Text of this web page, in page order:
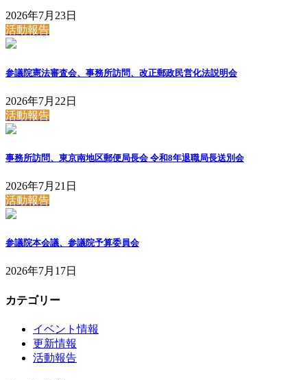
2026年7月23日
活動報告
参議院憲法審査会、事務所訪問、改正郵政民営化法説明会
2026年7月22日
活動報告
事務所訪問、東京南地区郵便局長会 令和8年退職局長送別会
2026年7月21日
活動報告
参議院本会議、参議院予算委員会
2026年7月17日
カテゴリー
イベント情報
更新情報
活動報告